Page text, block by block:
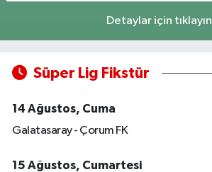
Detaylar için tıklayın
Süper Lig Fikstür
14 Ağustos, Cuma
Galatasaray - Çorum FK
15 Ağustos, Cumartesi